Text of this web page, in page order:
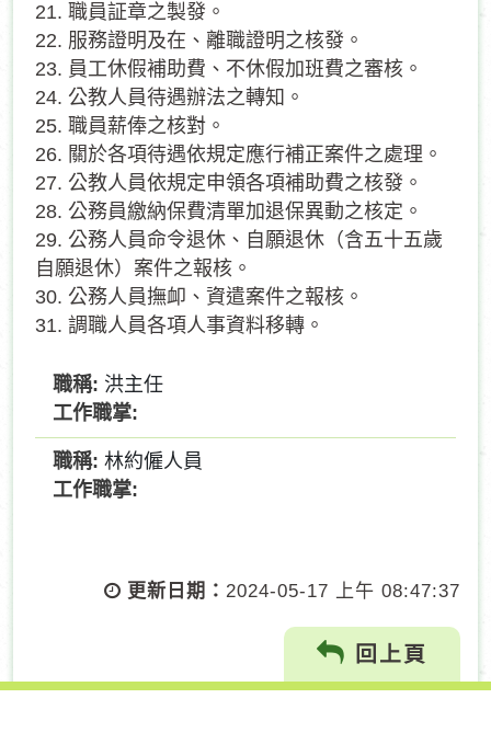
21. 職員証章之製發。
22. 服務證明及在、離職證明之核發。
23. 員工休假補助費、不休假加班費之審核。
24. 公教人員待遇辦法之轉知。
25. 職員薪俸之核對。
26. 關於各項待遇依規定應行補正案件之處理。
27. 公教人員依規定申領各項補助費之核發。
28. 公務員繳納保費清單加退保異動之核定。
29. 公務人員命令退休、自願退休（含五十五歲
自願退休）案件之報核。
30. 公務人員撫卹、資遣案件之報核。
31. 調職人員各項人事資料移轉。
洪主任
林約僱人員
更新日期： 2024-05-17 上午 08:47:37
回上頁